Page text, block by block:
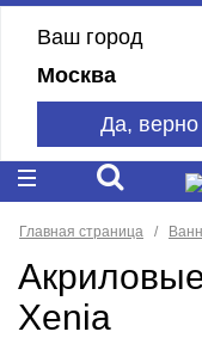
Ваш город
Москва
Да, верно
Главная страница
Xenia